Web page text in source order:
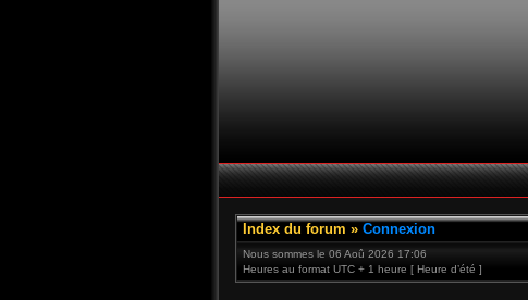
Index du forum » Connexion
Nous sommes le 06 Aoû 2026 17:06
Heures au format UTC + 1 heure [ Heure d’été ]